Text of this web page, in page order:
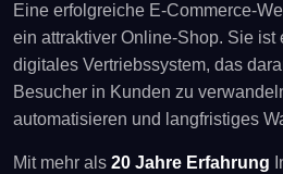
Eine erfolgreiche E-Commerce-
ein attraktiver Online-Shop. Sie ist
digitales Vertriebssystem, das
Besucher in Kunden zu
automatisieren und langfristiges
Mit mehr als 20 Jahre Erfahrung